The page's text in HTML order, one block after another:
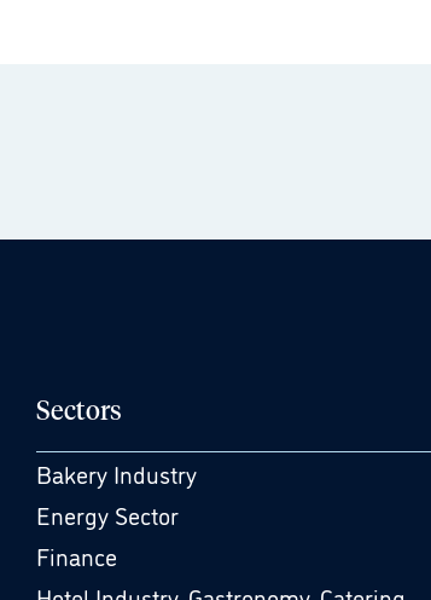
Sectors
Bakery Industry
Energy Sector
Finance